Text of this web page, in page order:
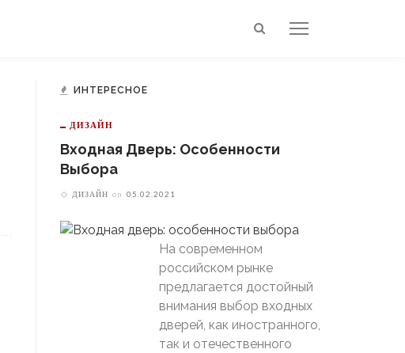
ИНТЕРЕСНОЕ
ДИЗАЙН
Входная Дверь: Особенности
Выбора
ДИЗАЙН on 05.02.2021
На современном
российском рынке
предлагается достойный
внимания выбор входных
дверей, как иностранного,
так и отечественного